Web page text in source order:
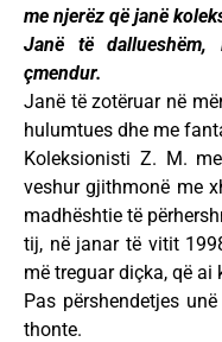
me njerëz që janë
Janë të
çmendur.
Janë të zotëruar në
hulumtues dhe me
Koleksionisti Z. M.
veshur gjithmonë me
madhështie të
tij, në janar të vitit
më treguar diçka, që ai
Pas përshendetjes
thonte.